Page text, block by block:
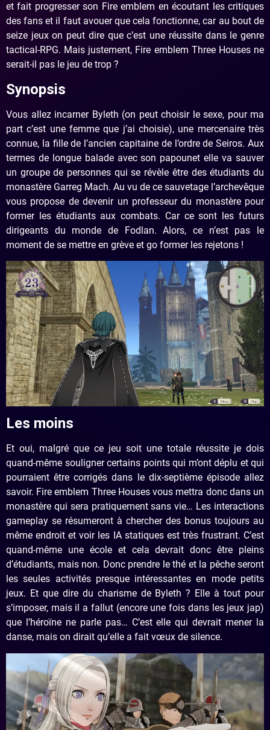
et fait progresser son Fire emblem en écoutant les critiques
des fans et il faut avouer que cela fonctionne, car au bout de
seize jeux on peut dire que c’est une réussite dans le genre
tactical-RPG. Mais justement, Fire emblem Three Houses ne
serait-il pas le jeu de trop ?
Synopsis
Vous allez incarner Byleth (on peut choisir le sexe, pour ma
part c’est une femme que j’ai choisie), une mercenaire très
connue, la fille de l’ancien capitaine de l’ordre de Seiros. Aux
termes de longue balade avec son papounet elle va sauver
un groupe de personnes qui se révèle être des étudiants du
monastère Garreg Mach. Au vu de ce sauvetage l’archevêque
vous propose de devenir un professeur du monastère pour
former les étudiants aux combats. Car ce sont les futurs
dirigeants du monde de Fodlan. Alors, ce n’est pas le
moment de se mettre en grève et go former les rejetons !
Les moins
Et oui, malgré que ce jeu soit une totale réussite je dois
quand-même souligner certains points qui m’ont déplu et qui
pourraient être corrigés dans le dix-septième épisode allez
savoir. Fire emblem Three Houses vous mettra donc dans un
monastère qui sera pratiquement sans vie… Les interactions
gameplay se résumeront à chercher des bonus toujours au
même endroit et voir les IA statiques est très frustrant. C’est
quand-même une école et cela devrait donc être pleins
d’étudiants, mais non. Donc prendre le thé et la pêche seront
les seules activités presque intéressantes en mode petits
jeux. Et que dire du charisme de Byleth ? Elle à tout pour
s’imposer, mais il a fallut (encore une fois dans les jeux jap)
que l’héroïne ne parle pas… C’est elle qui devrait mener la
danse, mais on dirait qu’elle a fait vœux de silence.